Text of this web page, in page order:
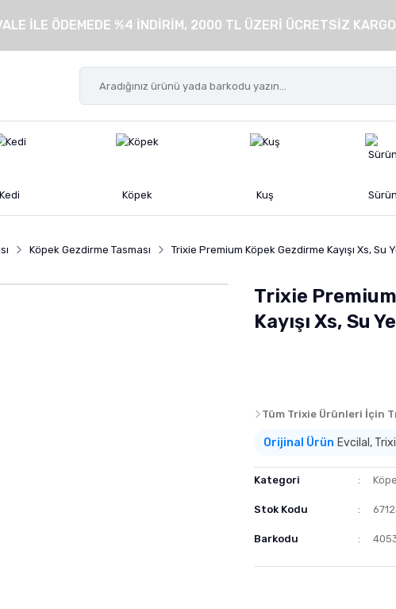
İLE ÖDEMEDE %4 İNDİRİM, 2000 TL ÜZERİ ÜCRETSİZ
Kedi Köpek Kuş
Köpek Gezdirme Tasması Trixie Premium Köpek Gezdirme Kayışı Xs, Su
Trixie
Kayışı Xs, Su
Tüm Trixie Ürünleri İçin
Orijinal Ürün Evcilal,
Kategori
Stok Kodu
Barkodu